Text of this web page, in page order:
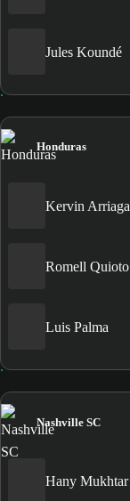
Jules Koundé
Honduras
Kervin Arriaga
Romell Quioto
Luis Palma
Nashville SC
Hany Mukhtar